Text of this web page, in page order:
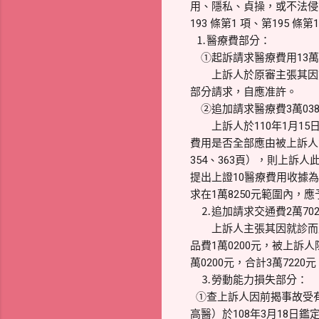
用、隱私、貞操，或不法
193 條第1 項、第195 條
⒈醫療費部分：
①起訴請求醫療費用13萬
上訴人於原審主張其因
部分請求，自應准許。
②追加請求醫療費3萬
上訴人於110年1月15日
費用是否全部應由被上訴
354、363頁），則上訴人
提出上證10醫療費用收據
求在1萬8250元範圍內，應
⒉追加請求交通費2萬
上訴人主張其因就診而
品費1萬0200元，被上訴
萬0200元，合計3萬7220
⒊勞動能力損失部分：
①查上訴人因前揭事故受
高醫）於108年3月18日鑑